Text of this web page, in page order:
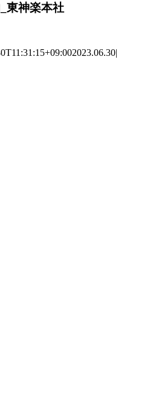
東神楽本社
2023.06.30|